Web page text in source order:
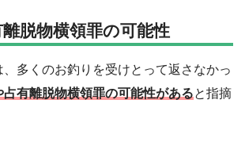
脱物横領罪の可能性
、多くのお釣りを受けとって返さなかっ
占有離脱物横領罪の可能性があると指摘